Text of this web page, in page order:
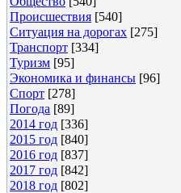
Происшествия [540]
Ситуация на дорогах [275]
Транспорт [334]
Туризм [95]
Экономика и финансы [96]
Спорт [278]
Погода [89]
2014 год [336]
2015 год [840]
2016 год [837]
2017 год [842]
2018 год [802]